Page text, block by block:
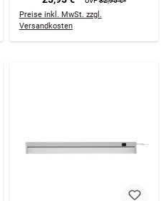
Preise inkl. MwSt. zzgl.
Versandkosten